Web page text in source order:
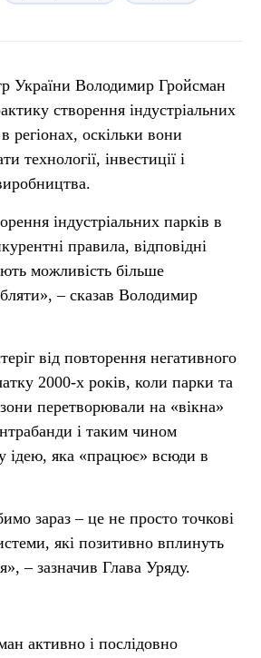
України Володимир Гройсман
створення індустріальних
регіонах, оскільки вони
технології, інвестиції і
індустріальних парків в
правила, відповідні
можливість більше
– сказав Володимир
від повторення негативного
2000-х років, коли парки та
зони перетворювали на «вікна»
і таким чином
ідею, яка «працює» всюди в
зараз – це не просто точкові
які позитивно вплинуть
– зазначив Глава Уряду.
активно і послідовно